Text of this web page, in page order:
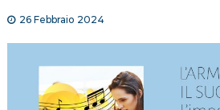
26 Febbraio 2024